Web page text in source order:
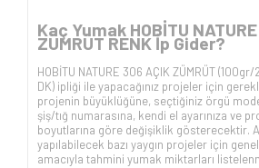
Kaç Yumak HOBİTU
ZÜMRÜT RENK İp Gider?
HOBİTU NATURE 306 AÇIK ZÜMRÜT
DK) ipliği ile yapacağınız projeler için
projenin büyüklüğüne, seçtiğiniz örgü
şiş/tığ numarasına, kendi el ayarınıza ve
boyutlarına göre değişiklik gösterecektir.
yapılabilecek bazı yaygın projeler için
amacıyla tahmini yumak miktarları